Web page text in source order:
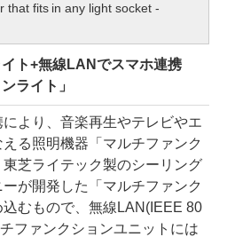
that fits in any light socket -
ト+無線LANでスマホ連携
ライト」
より、音楽再生やテレビやエ
る照明機器「マルチファンク
芝ライテック製のシーリング
が開発した「マルチファンク
むもので、無線LAN(IEEE 80
ファンクションユニットには